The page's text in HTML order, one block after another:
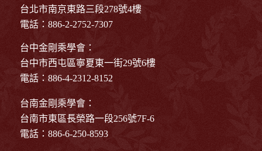
台北市南京東路三段278號4樓
電話：886-2-2752-7307
台中金剛乘學會：
台中市西屯區寧夏東一街29號6樓
電話：886-4-2312-8152
台南金剛乘學會：
台南市東區長榮路一段256號7F-6
電話：886-6-250-8593